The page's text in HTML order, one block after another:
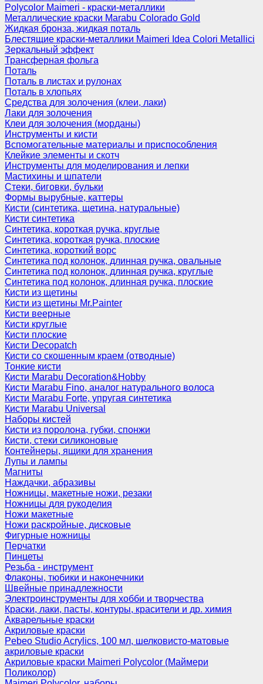
Polycolor Maimeri - краски-металлики
Металлические краски Marabu Colorado Gold
Жидкая бронза, жидкая поталь
Блестящие краски-металлики Maimeri Idea Colori Metallici
Зеркальный эффект
Трансферная фольга
Поталь
Поталь в листах и рулонах
Поталь в хлопьях
Средства для золочения (клеи, лаки)
Лаки для золочения
Клеи для золочения (морданы)
Инструменты и кисти
Вспомогательные материалы и приспособления
Клейкие элементы и скотч
Инструменты для моделирования и лепки
Мастихины и шпатели
Стеки, биговки, бульки
Формы вырубные, каттеры
Кисти (синтетика, щетина, натуральные)
Кисти синтетика
Синтетика, короткая ручка, круглые
Синтетика, короткая ручка, плоские
Синтетика, короткий ворс
Синтетика под колонок, длинная ручка, овальные
Синтетика под колонок, длинная ручка, круглые
Синтетика под колонок, длинная ручка, плоские
Кисти из щетины
Кисти из щетины Mr.Painter
Кисти веерные
Кисти круглые
Кисти плоские
Кисти Decopatch
Кисти со скошенным краем (отводные)
Тонкие кисти
Кисти Marabu Decoration&Hobby
Кисти Marabu Fino, аналог натурального волоса
Кисти Marabu Forte, упругая синтетика
Кисти Marabu Universal
Наборы кистей
Кисти из поролона, губки, спонжи
Кисти, стеки силиконовые
Контейнеры, ящики для хранения
Лупы и лампы
Магниты
Наждачки, абразивы
Ножницы, макетные ножи, резаки
Ножницы для рукоделия
Ножи макетные
Ножи раскройные, дисковые
Фигурные ножницы
Перчатки
Пинцеты
Резьба - инструмент
Флаконы, тюбики и наконечники
Швейные принадлежности
Электроинструменты для хобби и творчества
Краски, лаки, пасты, контуры, красители и др. химия
Акварельные краски
Акриловые краски
Pebeo Studio Acrylics, 100 мл, шелковисто-матовые
акриловые краски
Акриловые краски Maimeri Polycolor (Маймери
Поликолор)